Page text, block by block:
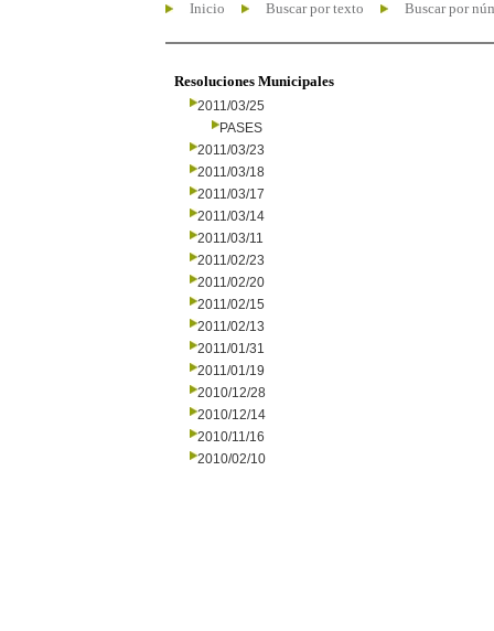
Inicio Buscar por texto Buscar por
Resoluciones Municipales
2011/03/25
PASES
2011/03/23
2011/03/18
2011/03/17
2011/03/14
2011/03/11
2011/02/23
2011/02/20
2011/02/15
2011/02/13
2011/01/31
2011/01/19
2010/12/28
2010/12/14
2010/11/16
2010/02/10